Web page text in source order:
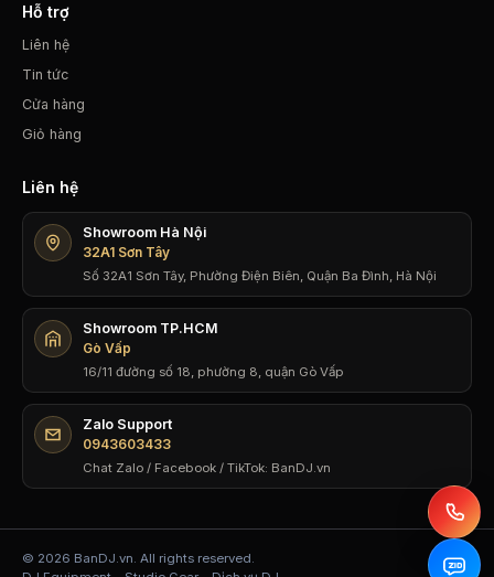
Hỗ trợ
Liên hệ
Tin tức
Cửa hàng
Giỏ hàng
Liên hệ
Showroom Hà Nội
32A1 Sơn Tây
Số 32A1 Sơn Tây, Phường Điện Biên, Quận Ba Đình, Hà Nội
Showroom TP.HCM
Gò Vấp
16/11 đường số 18, phường 8, quận Gò Vấp
Zalo Support
0943603433
Chat Zalo / Facebook / TikTok: BanDJ.vn
© 2026 BanDJ.vn. All rights reserved.